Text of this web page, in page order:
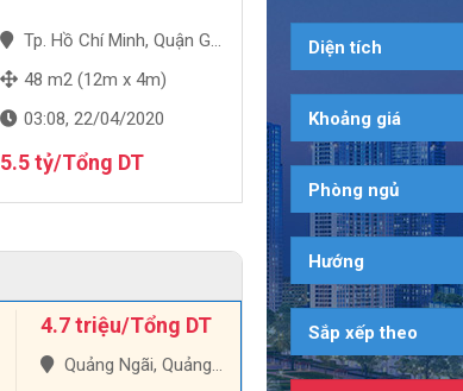
5.5 tỷ/Tổng DT
Tp. Hồ Chí Minh, Quận Gò Vấp
48 m2 (12m x 4m)
03:08, 22/04/2020
5.7 triệu/Tổng DT
Quảng Ngãi, Quảng Ngãi
08:31, 07/03/2020
4.7 triệu/Tổng DT
Quảng Ngãi, Quảng Ngãi